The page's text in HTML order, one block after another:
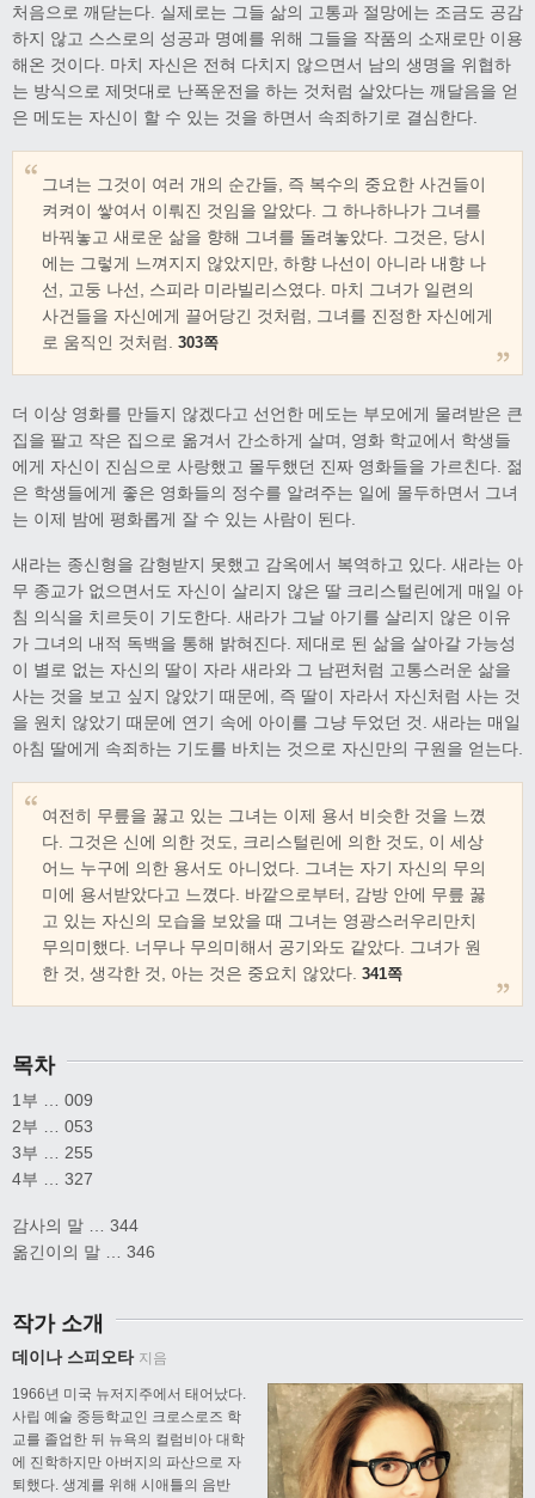
처음으로 깨닫는다. 실제로는 그들 삶의 고통과 절망에는 조금도 공감
하지 않고 스스로의 성공과 명예를 위해 그들을 작품의 소재로만 이용
해온 것이다. 마치 자신은 전혀 다치지 않으면서 남의 생명을 위협하
는 방식으로 제멋대로 난폭운전을 하는 것처럼 살았다는 깨달음을 얻
은 메도는 자신이 할 수 있는 것을 하면서 속죄하기로 결심한다.
그녀는 그것이 여러 개의 순간들, 즉 복수의 중요한 사건들이
켜켜이 쌓여서 이뤄진 것임을 알았다. 그 하나하나가 그녀를
바꿔놓고 새로운 삶을 향해 그녀를 돌려놓았다. 그것은, 당시
에는 그렇게 느껴지지 않았지만, 하향 나선이 아니라 내향 나
선, 고둥 나선, 스피라 미라빌리스였다. 마치 그녀가 일련의
사건들을 자신에게 끌어당긴 것처럼, 그녀를 진정한 자신에게
로 움직인 것처럼. 303쪽
더 이상 영화를 만들지 않겠다고 선언한 메도는 부모에게 물려받은 큰
집을 팔고 작은 집으로 옮겨서 간소하게 살며, 영화 학교에서 학생들
에게 자신이 진심으로 사랑했고 몰두했던 진짜 영화들을 가르친다. 젊
은 학생들에게 좋은 영화들의 정수를 알려주는 일에 몰두하면서 그녀
는 이제 밤에 평화롭게 잘 수 있는 사람이 된다.
새라는 종신형을 감형받지 못했고 감옥에서 복역하고 있다. 새라는 아
무 종교가 없으면서도 자신이 살리지 않은 딸 크리스털린에게 매일 아
침 의식을 치르듯이 기도한다. 새라가 그날 아기를 살리지 않은 이유
가 그녀의 내적 독백을 통해 밝혀진다. 제대로 된 삶을 살아갈 가능성
이 별로 없는 자신의 딸이 자라 새라와 그 남편처럼 고통스러운 삶을
사는 것을 보고 싶지 않았기 때문에, 즉 딸이 자라서 자신처럼 사는 것
을 원치 않았기 때문에 연기 속에 아이를 그냥 두었던 것. 새라는 매일
아침 딸에게 속죄하는 기도를 바치는 것으로 자신만의 구원을 얻는다.
여전히 무릎을 꿇고 있는 그녀는 이제 용서 비슷한 것을 느꼈
다. 그것은 신에 의한 것도, 크리스털린에 의한 것도, 이 세상
어느 누구에 의한 용서도 아니었다. 그녀는 자기 자신의 무의
미에 용서받았다고 느꼈다. 바깥으로부터, 감방 안에 무릎 꿇
고 있는 자신의 모습을 보았을 때 그녀는 영광스러우리만치
무의미했다. 너무나 무의미해서 공기와도 같았다. 그녀가 원
한 것, 생각한 것, 아는 것은 중요치 않았다. 341쪽
목차
1부 … 009
2부 … 053
3부 … 255
4부 … 327
감사의 말 … 344
옮긴이의 말 … 346
작가 소개
데이나 스피오타 지음
1966년 미국 뉴저지주에서 태어났다.
사립 예술 중등학교인 크로스로즈 학
교를 졸업한 뒤 뉴욕의 컬럼비아 대학
에 진학하지만 아버지의 파산으로 자
퇴했다. 생계를 위해 시애틀의 음반